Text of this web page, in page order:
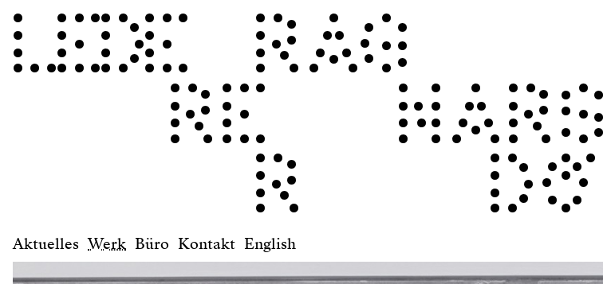
Aktuelles Werk Büro Kontakt English